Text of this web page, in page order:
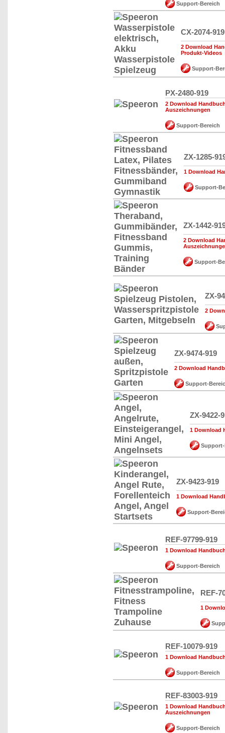
Support-Bereich
CX-2074-919
2 Download
Produkt-Videos
Support-
PX-2480-919
2 Download
Auszeichnungen
Support-Bereich
ZX-1285-
1 Download
Support-
ZX-1442-
2 Download
Support-
ZX-
2
ZX-9474-919
2 Download
Support-
ZX-9422-
1 Download
ZX-9423-919
1 Download
Support-
REF-97799-919
1 Download
Support-Bereich
REF-
1
REF-10079-919
1 Download
Support-Bereich
REF-83003-919
1 Download
Auszeichnungen
Support-Bereich